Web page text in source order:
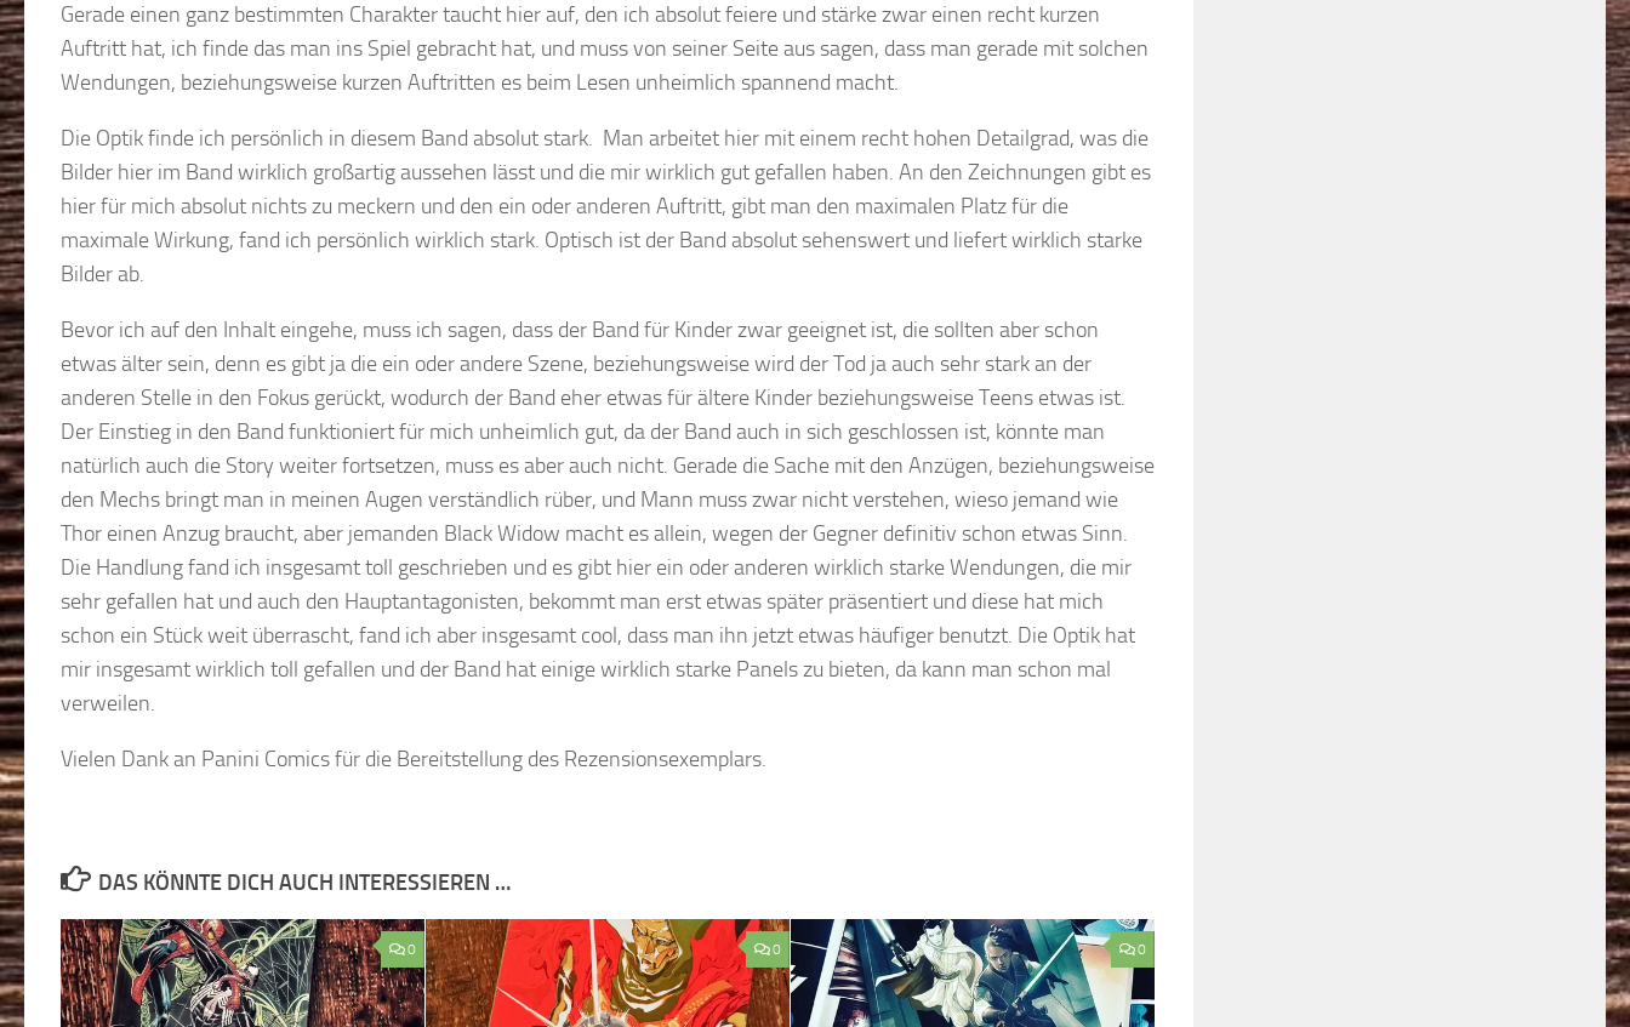
Gerade einen ganz bestimmten Charakter taucht hier auf, den ich absolut feiere und stärke zwar einen recht kurzen
Auftritt hat, ich finde das man ins Spiel gebracht hat, und muss von seiner Seite aus sagen, dass man gerade mit solchen
Wendungen, beziehungsweise kurzen Auftritten es beim Lesen unheimlich spannend macht.
Die Optik finde ich persönlich in diesem Band absolut stark. Man arbeitet hier mit einem recht hohen Detailgrad, was die
Bilder hier im Band wirklich großartig aussehen lässt und die mir wirklich gut gefallen haben. An den Zeichnungen gibt es
hier für mich absolut nichts zu meckern und den ein oder anderen Auftritt, gibt man den maximalen Platz für die
maximale Wirkung, fand ich persönlich wirklich stark. Optisch ist der Band absolut sehenswert und liefert wirklich starke
Bilder ab.
Bevor ich auf den Inhalt eingehe, muss ich sagen, dass der Band für Kinder zwar geeignet ist, die sollten aber schon
etwas älter sein, denn es gibt ja die ein oder andere Szene, beziehungsweise wird der Tod ja auch sehr stark an der
anderen Stelle in den Fokus gerückt, wodurch der Band eher etwas für ältere Kinder beziehungsweise Teens etwas ist.
Der Einstieg in den Band funktioniert für mich unheimlich gut, da der Band auch in sich geschlossen ist, könnte man
natürlich auch die Story weiter fortsetzen, muss es aber auch nicht. Gerade die Sache mit den Anzügen, beziehungsweise
den Mechs bringt man in meinen Augen verständlich rüber, und Mann muss zwar nicht verstehen, wieso jemand wie
Thor einen Anzug braucht, aber jemanden Black Widow macht es allein, wegen der Gegner definitiv schon etwas Sinn.
Die Handlung fand ich insgesamt toll geschrieben und es gibt hier ein oder anderen wirklich starke Wendungen, die mir
sehr gefallen hat und auch den Hauptantagonisten, bekommt man erst etwas später präsentiert und diese hat mich
schon ein Stück weit überrascht, fand ich aber insgesamt cool, dass man ihn jetzt etwas häufiger benutzt. Die Optik hat
mir insgesamt wirklich toll gefallen und der Band hat einige wirklich starke Panels zu bieten, da kann man schon mal
verweilen.
Vielen Dank an Panini Comics für die Bereitstellung des Rezensionsexemplars.
DAS KÖNNTE DICH AUCH INTERESSIEREN …
0 0 0